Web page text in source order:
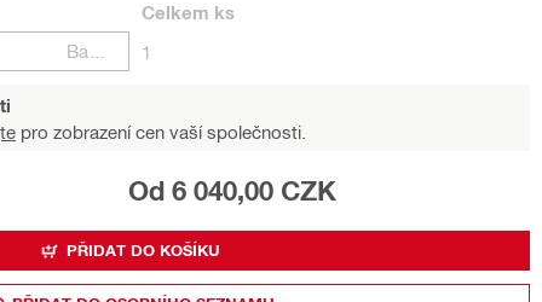
Celkem ks
1
pro zobrazení cen vaší společnosti.
Od 6 040,00 CZK
PŘIDAT DO KOŠÍKU